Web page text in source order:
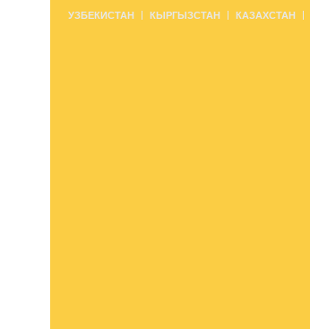
УЗБЕКИСТАН КЫРГЫЗСТАН КАЗАХСТАН